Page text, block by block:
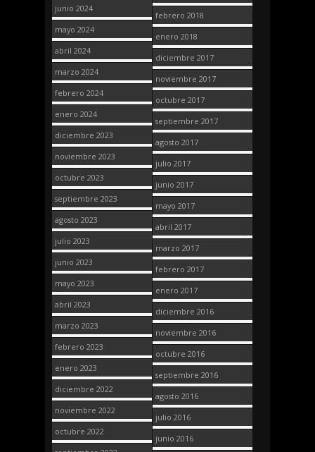
junio 2024
mayo 2024
abril 2024
marzo 2024
febrero 2024
enero 2024
diciembre 2023
noviembre 2023
octubre 2023
septiembre 2023
agosto 2023
julio 2023
junio 2023
mayo 2023
abril 2023
marzo 2023
febrero 2023
enero 2023
diciembre 2022
noviembre 2022
octubre 2022
febrero 2018
enero 2018
diciembre 2017
noviembre 2017
octubre 2017
septiembre 2017
agosto 2017
julio 2017
junio 2017
mayo 2017
abril 2017
marzo 2017
febrero 2017
enero 2017
diciembre 2016
noviembre 2016
octubre 2016
septiembre 2016
agosto 2016
julio 2016
junio 2016